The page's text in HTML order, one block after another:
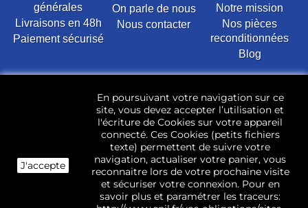
générales
Livraisons en 48h
Paiement sécurisé
On parle de nous
Nous contacter
Notre mission
Nos pièces
reconditionnées
Blog
d’occasion pour toutes marques et modèles. Plus de
22 400 références (Lave-linge, Sèche-linge, Lave-
vaisselle, Micro-ondes, Fours, Cuisinières, Plaques de
cuisson, Réfrigérateurs, Congélateurs, aspirateurs,
Télévisions, LCD, Plasma, Téléviseur.)
Les pièces d’occasion sont révisées, testées pas nos
techniciens et mises en stock dans notre dépôt.
J'accepte
En poursuivant votre navigation sur ce
site, vous devez accepter l’utilisation et
l'écriture de Cookies sur votre appareil
connecté. Ces Cookies (petits fichiers
texte) permettent de suivre votre
navigation, actualiser votre panier, vous
reconnaitre lors de votre prochaine visite
et sécuriser votre connexion. Pour en
savoir plus et paramétrer les traceurs: